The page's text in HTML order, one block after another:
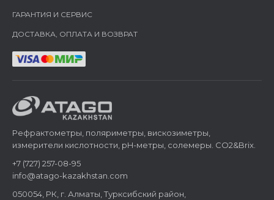
ГАРАНТИЯ И СЕРВИС
ДОСТАВКА, ОПЛАТА И ВОЗВРАТ
Рефрактометры, поляриметры, вискозиметры,
измерители кислотности, pH-метры, солемеры. CO2&Brix.
+7 (727) 257-08-95
info@atago-kazakhstan.com
050054, РК, г. Алматы, Турксибский район,